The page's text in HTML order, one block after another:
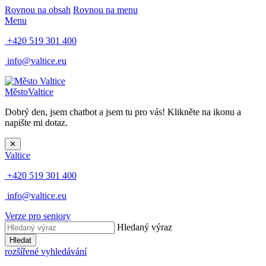
Rovnou na obsah Rovnou na menu
Menu
+420 519 301 400
info@valtice.eu
MěstoValtice
Dobrý den, jsem chatbot a jsem tu pro vás! Klikněte na ikonu a
napište mi dotaz.
✕
Valtice
+420 519 301 400
info@valtice.eu
Verze pro seniory
Hledaný výraz
Hledat
rozšířené vyhledávání